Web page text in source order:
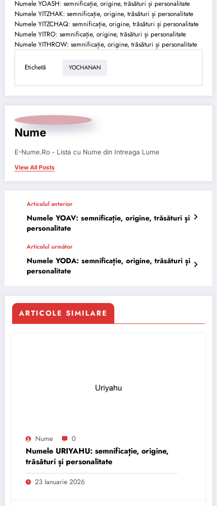
Numele YOASH: semnificație, origine, trăsături și personalitate
Numele YITZHAK: semnificație, origine, trăsături și personalitate
Numele YITZCHAQ: semnificație, origine, trăsături și personalitate
Numele YITRO: semnificație, origine, trăsături și personalitate
Numele YITHROW: semnificație, origine, trăsături și personalitate
Etichetă YOCHANAN
Nume
E-Nume.Ro - Lista cu Nume din Intreaga Lume
View All Posts
Articolul anterior
Numele YOAV: semnificație, origine, trăsături și
personalitate
Articolul următor
Numele YODA: semnificație, origine, trăsături și
personalitate
ARTICOLE SIMILARE
Nume 0
Numele URIYAHU: semnificație, origine,
trăsături și personalitate
23 Ianuarie 2026